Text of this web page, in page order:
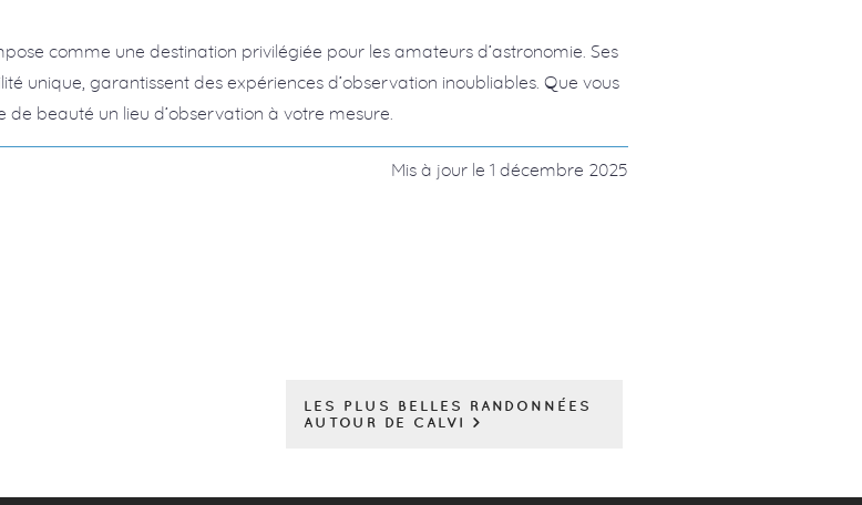
comme une destination privilégiée pour les amateurs d’astronomie. Ses
unique, garantissent des expériences d’observation inoubliables. Que vous
de beauté un lieu d’observation à votre mesure.
Mis à jour le 1 décembre 2025
LES PLUS BELLES RANDONNÉES
AUTOUR DE CALVI >